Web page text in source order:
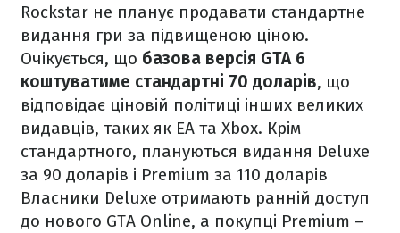
Rockstar не планує продавати стандартне
видання гри за підвищеною ціною.
Очікується, що базова версія GTA 6
коштуватиме стандартні 70 доларів, що
відповідає ціновій політиці інших великих
видавців, таких як EA та Xbox. Крім
стандартного, плануються видання Deluxe
за 90 доларів і Premium за 110 доларів
Власники Deluxe отримають ранній доступ
до нового GTA Online, а покупці Premium –